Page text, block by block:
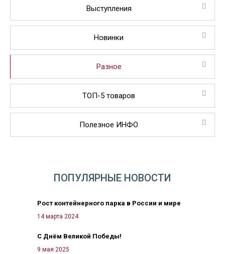
Выступления
Новинки
Разное
ТОП-5 товаров
Полезное ИНФО
ПОПУЛЯРНЫЕ НОВОСТИ
Рост контейнерного парка в России и мире
14 марта 2024
С Днём Великой Победы!
9 мая 2025